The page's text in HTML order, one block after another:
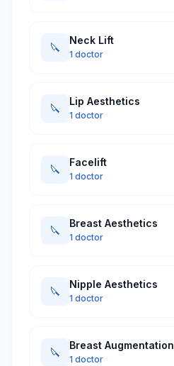
🔪
Neck Lift
1 doctor
🔪
Lip Aesthetics
1 doctor
🔪
Facelift
1 doctor
🔪
Breast Aesthetics
1 doctor
🔪
Nipple Aesthetics
1 doctor
🔪
Breast Augmentation
1 doctor